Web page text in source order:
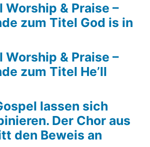
Worship & Praise –
zum Titel God is in
Worship & Praise –
zum Titel He’ll
lassen sich
Der Chor aus
den Beweis an